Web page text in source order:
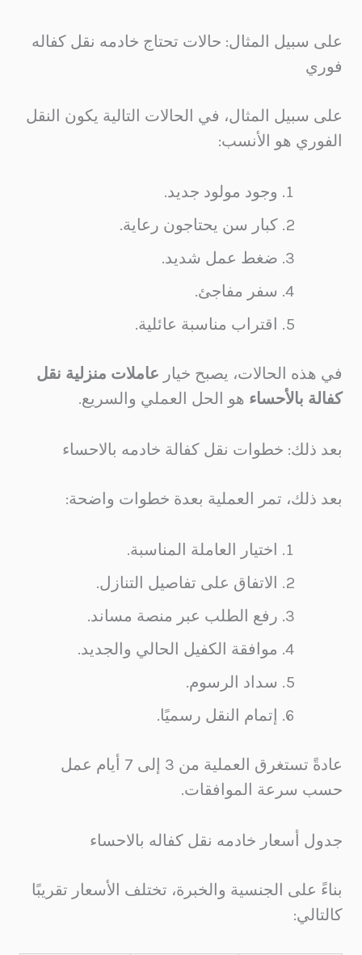
على سبيل المثال: حالات تحتاج خادمه نقل كفاله
فوري
على سبيل المثال، في الحالات التالية يكون النقل
الفوري هو الأنسب:
وجود مولود جديد.
كبار سن يحتاجون رعاية.
ضغط عمل شديد.
سفر مفاجئ.
اقتراب مناسبة عائلية.
في هذه الحالات، يصبح خيار عاملات منزلية نقل
كفالة بالأحساء هو الحل العملي والسريع.
بعد ذلك: خطوات نقل كفالة خادمه بالاحساء
بعد ذلك، تمر العملية بعدة خطوات واضحة:
اختيار العاملة المناسبة.
الاتفاق على تفاصيل التنازل.
رفع الطلب عبر منصة مساند.
موافقة الكفيل الحالي والجديد.
سداد الرسوم.
إتمام النقل رسميًا.
عادةً تستغرق العملية من 3 إلى 7 أيام عمل
حسب سرعة الموافقات.
جدول أسعار خادمه نقل كفاله بالاحساء
بناءً على الجنسية والخبرة، تختلف الأسعار تقريبًا
كالتالي: